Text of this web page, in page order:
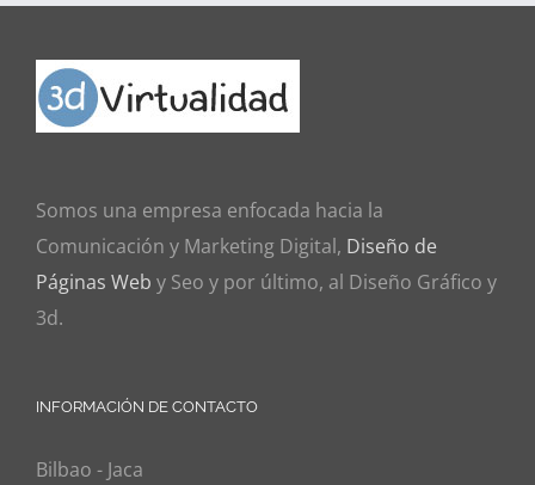
Somos una empresa enfocada hacia la
Comunicación y Marketing Digital, Diseño de
Páginas Web y Seo y por último, al Diseño Gráfico y
3d.
INFORMACIÓN DE CONTACTO
Bilbao - Jaca